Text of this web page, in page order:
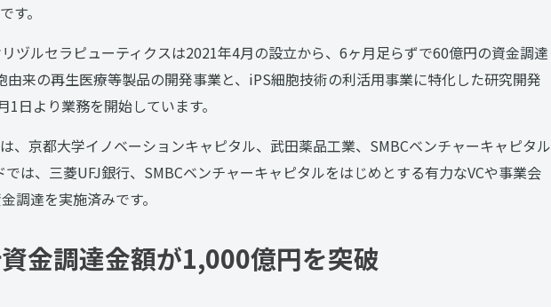
す。
ヅルセラピューティクスは2021年4月の設立から、6ヶ月足らずで60億円の資金調達
由来の再生医療等製品の開発事業と、iPS細胞技術の利活用事業に特化した研究開発
日より業務を開始しています。
、京都大学イノベーションキャピタル、武田薬品工業、SMBCベンチャーキャピタル
では、三菱UFJ銀行、SMBCベンチャーキャピタルをはじめとする有力なVCや事業会
調達を実施済みです。
金調達金額が1,000億円を突破